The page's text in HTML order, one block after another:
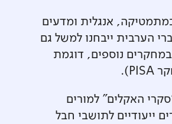
אנגלית ומדעים
הערבית ייבחנו למשל גם
נוספים, דוגמת
האקלים" למורים
ייעודיים לתושבי חבל